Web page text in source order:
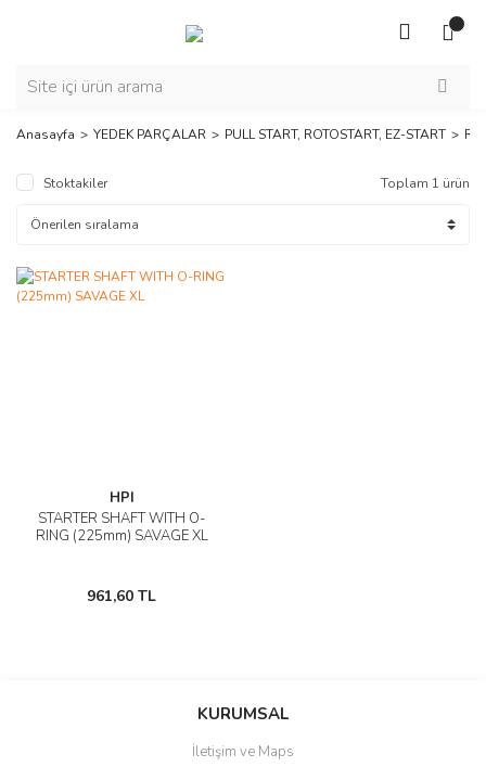
Anasayfa YEDEK PARÇALAR PULL START, ROTOSTART, EZ-START
Stoktakiler Toplam 1 ürün
HPI
STARTER SHAFT WITH O-
RING (225mm) SAVAGE XL
961,60 TL
KURUMSAL
İletişim ve Maps